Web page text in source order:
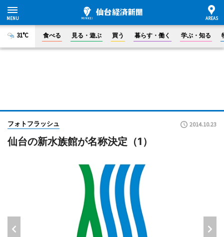
31°C 食べる 見る・遊ぶ 買う 暮らす・働く 学ぶ・知る
フォトフラッシュ 2014.10.23
仙台の新水族館が名称決定（1）